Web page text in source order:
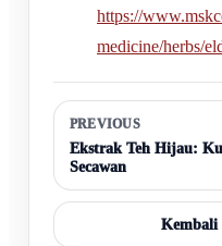
https://
medicine/herbs/
PREVIOUS
Ekstrak Teh Hijau:
Secawan
Kembali